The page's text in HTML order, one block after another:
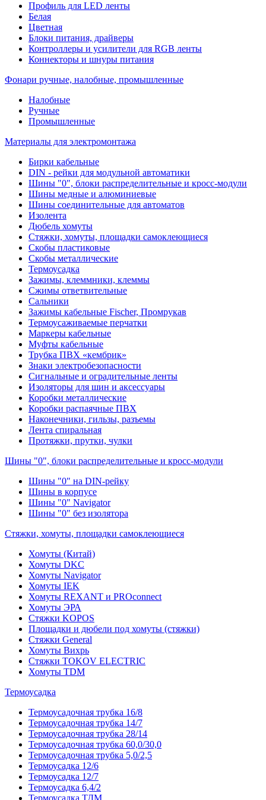
Профиль для LED ленты
Белая
Цветная
Блоки питания, драйверы
Контроллеры и усилители для RGB ленты
Коннекторы и шнуры питания
Фонари ручные, налобные, промышленные
Налобные
Ручные
Промышленные
Материалы для электромонтажа
Бирки кабельные
DIN - рейки для модульной автоматики
Шины "0", блоки распределительные и кросс-модули
Шины медные и алюминиевые
Шины соединительные для автоматов
Изолента
Дюбель хомуты
Стяжки, хомуты, площадки самоклеющиеся
Скобы пластиковые
Скобы металлические
Термоусадка
Зажимы, клеммники, клеммы
Сжимы ответвительные
Сальники
Зажимы кабельные Fischer, Промрукав
Термоусаживаемые перчатки
Маркеры кабельные
Муфты кабельные
Трубка ПВХ «кембрик»
Знаки электробезопасности
Сигнальные и оградительные ленты
Изоляторы для шин и аксессуары
Коробки металлические
Коробки распаячные ПВХ
Наконечники, гильзы, разъемы
Лента спиральная
Протяжки, прутки, чулки
Шины "0", блоки распределительные и кросс-модули
Шины "0" на DIN-рейку
Шины в корпусе
Шины "0" Navigator
Шины "0" без изолятора
Стяжки, хомуты, площадки самоклеющиеся
Хомуты (Китай)
Хомуты DKC
Хомуты Navigator
Хомуты IEK
Хомуты REXANT и PROconnect
Хомуты ЭРА
Стяжки KOPOS
Площадки и дюбели под хомуты (стяжки)
Стяжки General
Хомуты Вихрь
Стяжки TOKOV ELECTRIC
Хомуты TDM
Термоусадка
Термоусадочная трубка 16/8
Термоусадочная трубка 14/7
Термоусадочная трубка 28/14
Термоусадочная трубка 60,0/30,0
Термоусадочная трубка 5,0/2,5
Термоусадка 12/6
Термоусадка 12/7
Термоусадка 6,4/2
Термоусадка ТДМ